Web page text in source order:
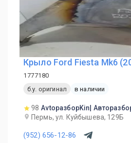
Крыло Ford Fiesta Mk6
1777180
б.у. оригинал
в наличии
98 AvtoразборKin|
Пермь, ул. Куйбышева, 129Б
(952) 656-12-86